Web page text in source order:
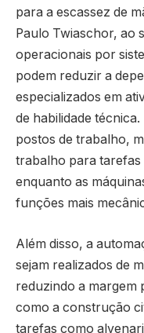
para a escassez de
Paulo Twiaschor, ao
operacionais por
podem reduzir a
especializados em
de habilidade
postos de trabalho,
trabalho para tarefas
enquanto as
funções mais
Além disso, a
sejam realizados de
reduzindo a margem
como a construção
tarefas como